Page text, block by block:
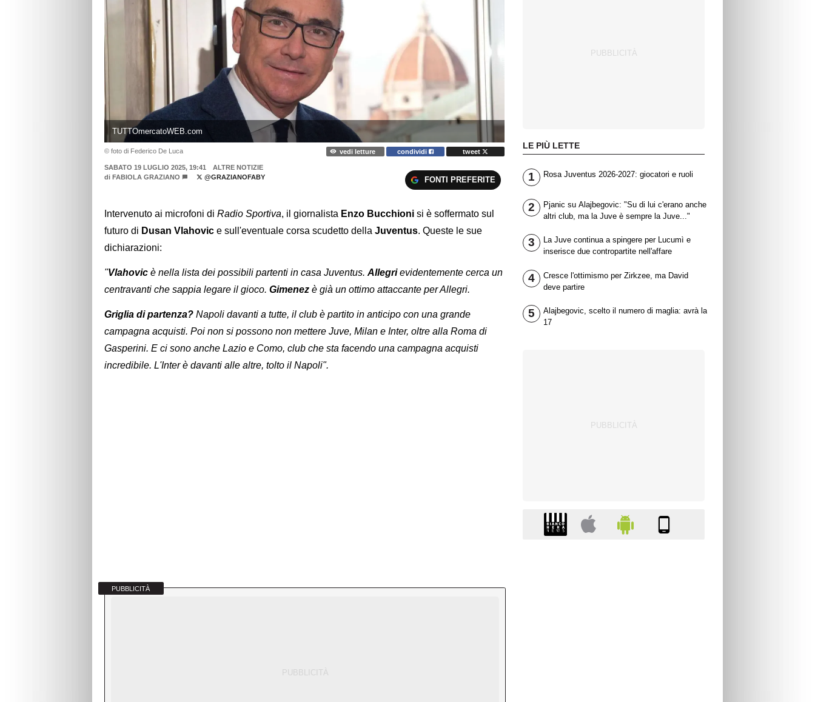
TUTTOmercatoWEB.com
© foto di Federico De Luca vedi letture condividi tweet
SABATO 19 LUGLIO 2025, 19:41
ALTRE NOTIZIE
di FABIOLA GRAZIANO @GRAZIANOFABY FONTI PREFERITE
Intervenuto ai microfoni di Radio Sportiva, il giornalista Enzo Bucchioni si è soffermato sul
futuro di Dusan Vlahovic e sull'eventuale corsa scudetto della Juventus. Queste le sue
dichiarazioni:
"Vlahovic è nella lista dei possibili partenti in casa Juventus. Allegrievidentemente cerca un
centravanti che sappia legare il gioco. Gimenez è già un ottimo attaccante per Allegri.
Griglia di partenza? Napoli davanti a tutte, il club è partito in anticipo con una grande
campagna acquisti. Poi non si possono non mettere Juve, Milan e Inter, oltre alla Roma di
Gasperini. E ci sono anche Lazio e Como, club che sta facendo una campagna acquisti
incredibile. L'Inter è davanti alle altre, tolto il Napoli".
PUBBLICITÀ
LE PIÙ LETTE
1 Rosa Juventus 2026-2027: giocatori e ruoli
2
Pjanic su Alajbegovic: "Su di lui c'erano anche
altri club, ma la Juve è sempre la Juve..."
3
La Juve continua a spingere per Lucumì e
inserisce due contropartite nell'affare
4
Cresce l'ottimismo per Zirkzee, ma David
deve partire
5
Alajbegovic, scelto il numero di maglia: avrà la
17